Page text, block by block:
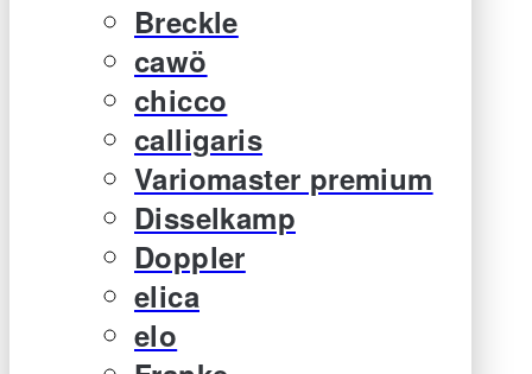
Breckle
cawö
chicco
calligaris
Variomaster premium
Disselkamp
Doppler
elica
elo